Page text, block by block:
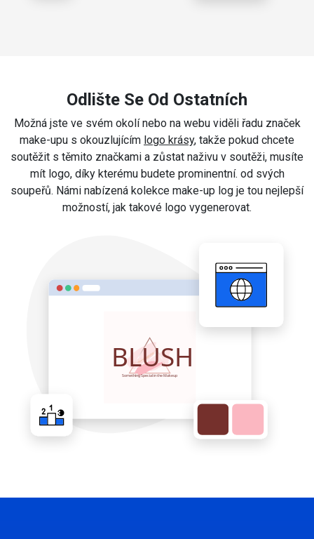
Odlište Se Od Ostatních
Možná jste ve svém okolí nebo na webu viděli řadu značek
make-upu s okouzlujícím logo krásy, takže pokud chcete
soutěžit s těmito značkami a zůstat naživu v soutěži, musíte
mít logo, díky kterému budete prominentní. od svých
soupeřů. Námi nabízená kolekce make-up log je tou nejlepší
možností, jak takové logo vygenerovat.